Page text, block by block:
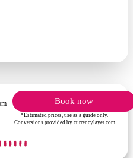
Book now
*Estimated prices, use as a guide only.
Conversions provided by currencylayer.com